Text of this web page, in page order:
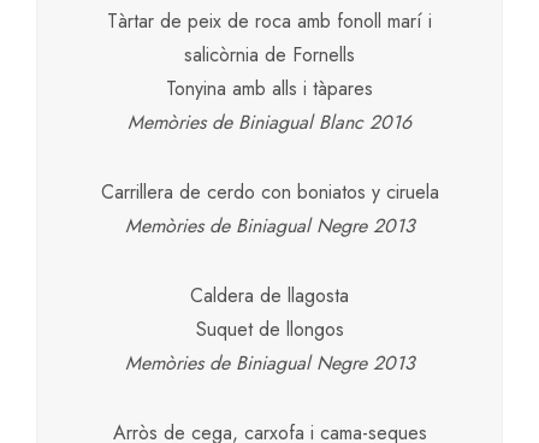
Tàrtar de peix de roca amb fonoll marí i
salicòrnia de Fornells
Tonyina amb alls i tàpares
Memòries de Biniagual Blanc 2016
Carrillera de cerdo con boniatos y ciruela
Memòries de Biniagual Negre 2013
Caldera de llagosta
Suquet de llongos
Memòries de Biniagual Negre 2013
Arròs de cega, carxofa i cama-seques